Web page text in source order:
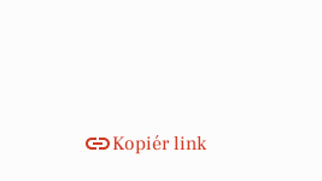
Kopiér link